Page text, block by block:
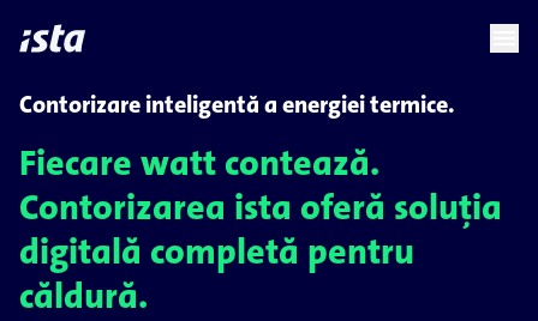
languagechevron_right
Contorizare inteligentă a energiei termice.
Fiecare watt contează.
Contorizarea ista oferă soluția
digitală completă pentru
căldură.